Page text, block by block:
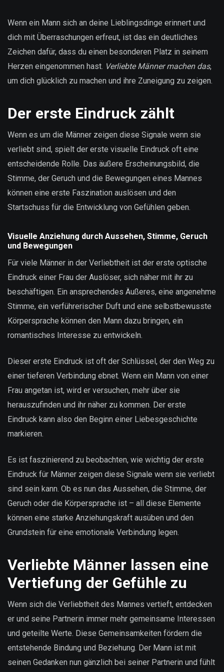
Wenn ein Mann sich an deine Lieblingsdinge erinnert und
dich mit Überraschungen erfreut, ist das ein deutliches
Zeichen dafür, dass du einen besonderen Platz in seinem
Herzen eingenommen hast. Verliebte Männer machen das,
um dich glücklich zu machen und ihre Zuneigung zu zeigen.
Der erste Eindruck zählt
Wenn es um die Männer zeigen diese Signale wenn sie
verliebt sind, spielt der erste visuelle Eindruck oft eine
entscheidende Rolle. Das äußere Erscheinungsbild, die
Stimme, der Geruch und die Bewegungen eines Mannes
können eine erste Faszination auslösen und den
Startschuss für die Entwicklung von Gefühlen geben.
Visuelle Anziehung durch Aussehen, Stimme, Geruch
und Bewegungen
Für viele Männer in der Verliebtheit ist der erste optische
Eindruck einer Frau der Auslöser, sich näher mit ihr zu
beschäftigen. Ein ansprechendes Äußeres, eine angenehme
Stimme, ein verführerischer Duft und eine selbstbewusste
Körpersprache können den Mann dazu bringen, ein
romantisches Interesse zu entwickeln.
Dieser erste Eindruck ist oft der Schlüssel, der den Weg zu
einer tieferen Verbindung ebnet. Wenn ein Mann von einer
Frau angetan ist, wird er versuchen, mehr über sie
herauszufinden und ihr näher zu kommen. Der erste
Eindruck kann also den Beginn einer Liebesgeschichte
markieren.
Es ist faszinierend zu beobachten, wie wichtig der erste
Eindruck für Männer zeigen diese Signale wenn sie verliebt
sind sein kann. Ob es nun das Aussehen, die Stimme, der
Geruch oder die Körpersprache ist – all diese Elemente
können eine starke Anziehungskraft ausüben und den
Grundstein für eine emotionale Verbindung legen.
Verliebte Männer lassen eine
Vertiefung der Gefühle zu
Wenn sich die Verliebtheit des Mannes vertieft, entdecken
er und seine Partnerin immer mehr gemeinsame Interessen
und geteilte Werte. Diese Gemeinsamkeiten fördern die
entstehende Bindung und Beziehung. Der Mann ist mit
seinen Gedanken nun gänzlich bei seiner Partnerin und fühlt